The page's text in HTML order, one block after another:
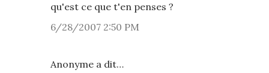
qu'est ce que t'en penses ?
6/28/2007 2:50 PM
Anonyme a dit…